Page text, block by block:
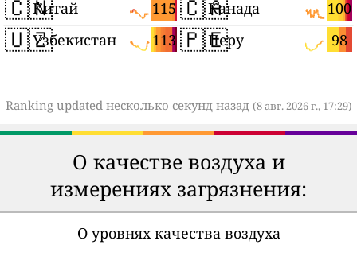
🇨🇳 115
Китай
🇺🇿 113
Узбекистан
🇨🇦 100
Канада
🇵🇪 98
Перу
Ranking updated несколько секунд назад (8 авг. 2026 г., 17:29)
О качестве воздуха и
измерениях загрязнения:
О уровнях качества воздуха